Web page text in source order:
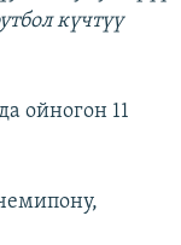
күчтүү
ойногон 11